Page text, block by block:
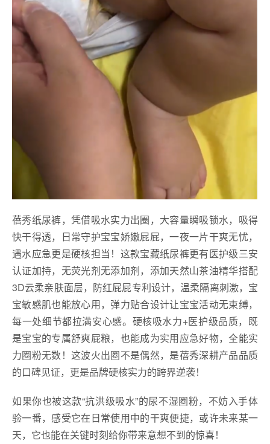
蓓秀纸尿裤，凭借吸水实力出圈，大容量瞬吸锁水，吸得
快干得透，日常守护宝宝娇嫩屁屁，一夜一片干爽无忧，
遇水应急更是硬核担当！这款宝藏纸尿裤更有医护级三安
认证加持，无荧光剂无添加剂，添加天然山茶油精华搭配
3D云柔亲肤面层，防红屁屁专利设计，温柔隔离刺激，宝
宝敏感肌也能放心用，弹力贴合设计让宝宝活动无束缚，
每一处细节都拉满安心感。硬核吸水力+医护级品质，既
是宝宝的专属舒爽屁粮，也能成为实用应急好物，全能实
力圈粉无数！这波火出圈不是偶然，是蓓秀深耕产品品质
的口碑见证，更是品牌硬核实力的跨界逆袭！
如果你也被这款“抗洪级吸水”的尿不湿圈粉，不妨入手体
验一番，感受它在日常使用中的干爽便捷，或许未来某一
天，它也能在关键时刻给你带来意想不到的惊喜！